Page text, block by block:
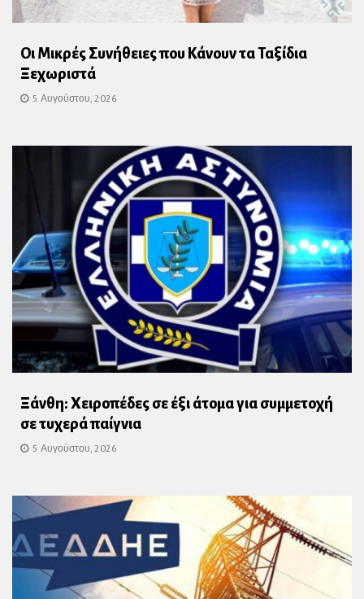
Οι Μικρές Συνήθειες που Κάνουν τα Ταξίδια
Ξεχωριστά
5 Αυγούστου, 2026
Ξάνθη: Χειροπέδες σε έξι άτομα για συμμετοχή
σε τυχερά παίγνια
5 Αυγούστου, 2026